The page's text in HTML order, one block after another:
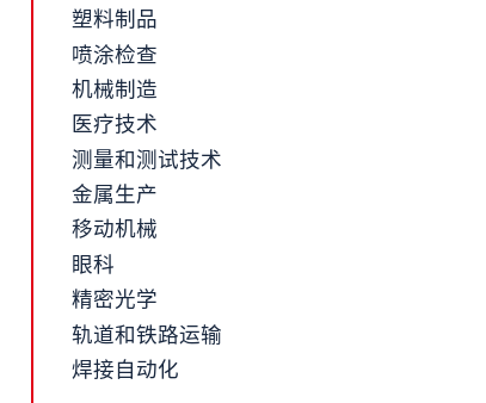
塑料制品
喷涂检查
机械制造
医疗技术
测量和测试技术
金属生产
移动机械
眼科
精密光学
轨道和铁路运输
焊接自动化